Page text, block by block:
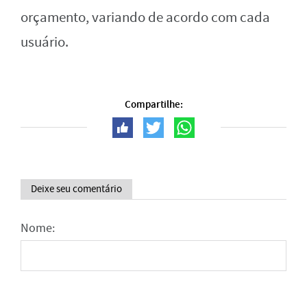
orçamento, variando de acordo com cada
usuário.
Compartilhe:
Deixe seu comentário
Nome: